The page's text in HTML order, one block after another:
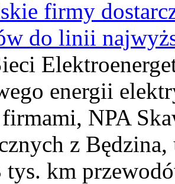
firmy
do linii
energii
NPA
z
tys. km